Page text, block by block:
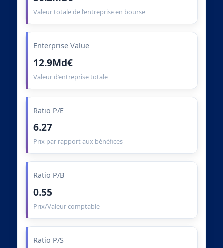
Valeur totale de l’entreprise en bourse
Enterprise Value
12.9Md€
Valeur d’entreprise totale
Ratio P/E
6.27
Prix par rapport aux bénéfices
Ratio P/B
0.55
Prix/Valeur comptable
Ratio P/S